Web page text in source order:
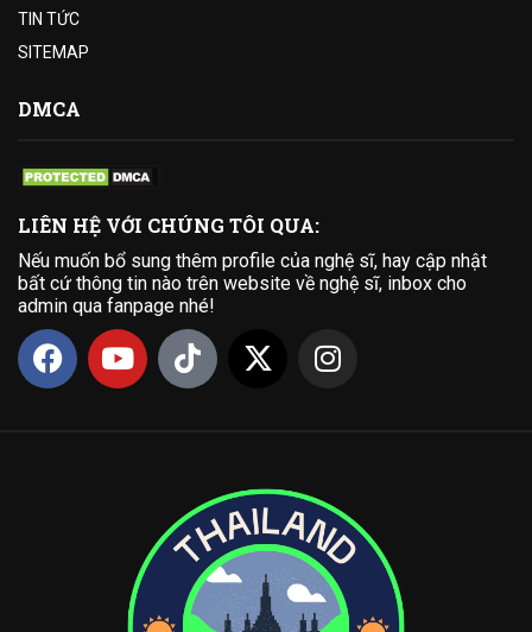
TIN TỨC
SITEMAP
DMCA
LIÊN HỆ VỚI CHÚNG TÔI QUA:
Nếu muốn bổ sung thêm profile của nghệ sĩ, hay cập nhật
bất cứ thông tin nào trên website về nghệ sĩ, inbox cho
admin qua fanpage nhé!